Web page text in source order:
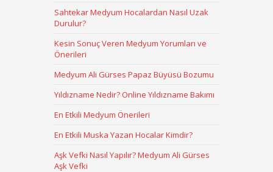
Sahtekar Medyum Hocalardan Nasıl Uzak
Durulur?
Kesin Sonuç Veren Medyum Yorumları ve
Önerileri
Medyum Ali Gürses Papaz Büyüsü Bozumu
Yıldızname Nedir? Online Yıldızname Bakımı
En Etkili Medyum Önerileri
En Etkili Muska Yazan Hocalar Kimdir?
Aşk Vefki Nasıl Yapılır? Medyum Ali Gürses
Aşk Vefki